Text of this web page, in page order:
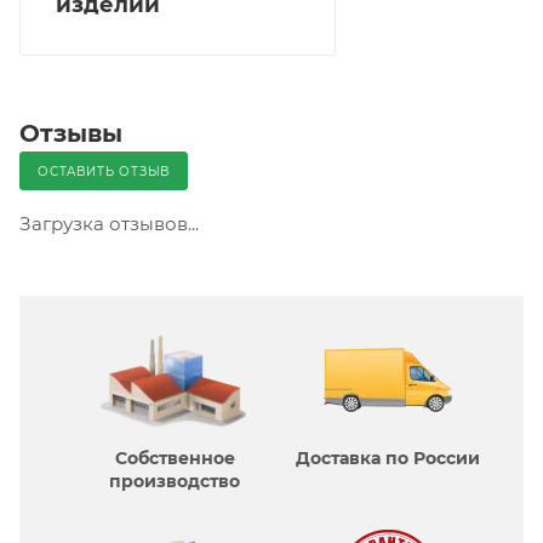
Отзывы
ОСТАВИТЬ ОТЗЫВ
Загрузка отзывов...
Собственное
производcтво
Доставка по России